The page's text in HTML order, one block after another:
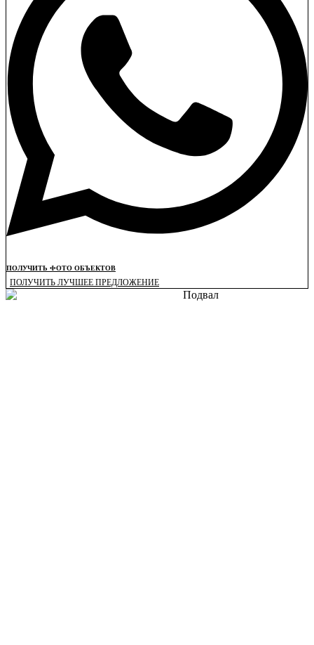
ПОЛУЧИТЬ ФОТО ОБЪЕКТОВ
ПОЛУЧИТЬ ЛУЧШЕЕ ПРЕДЛОЖЕНИЕ